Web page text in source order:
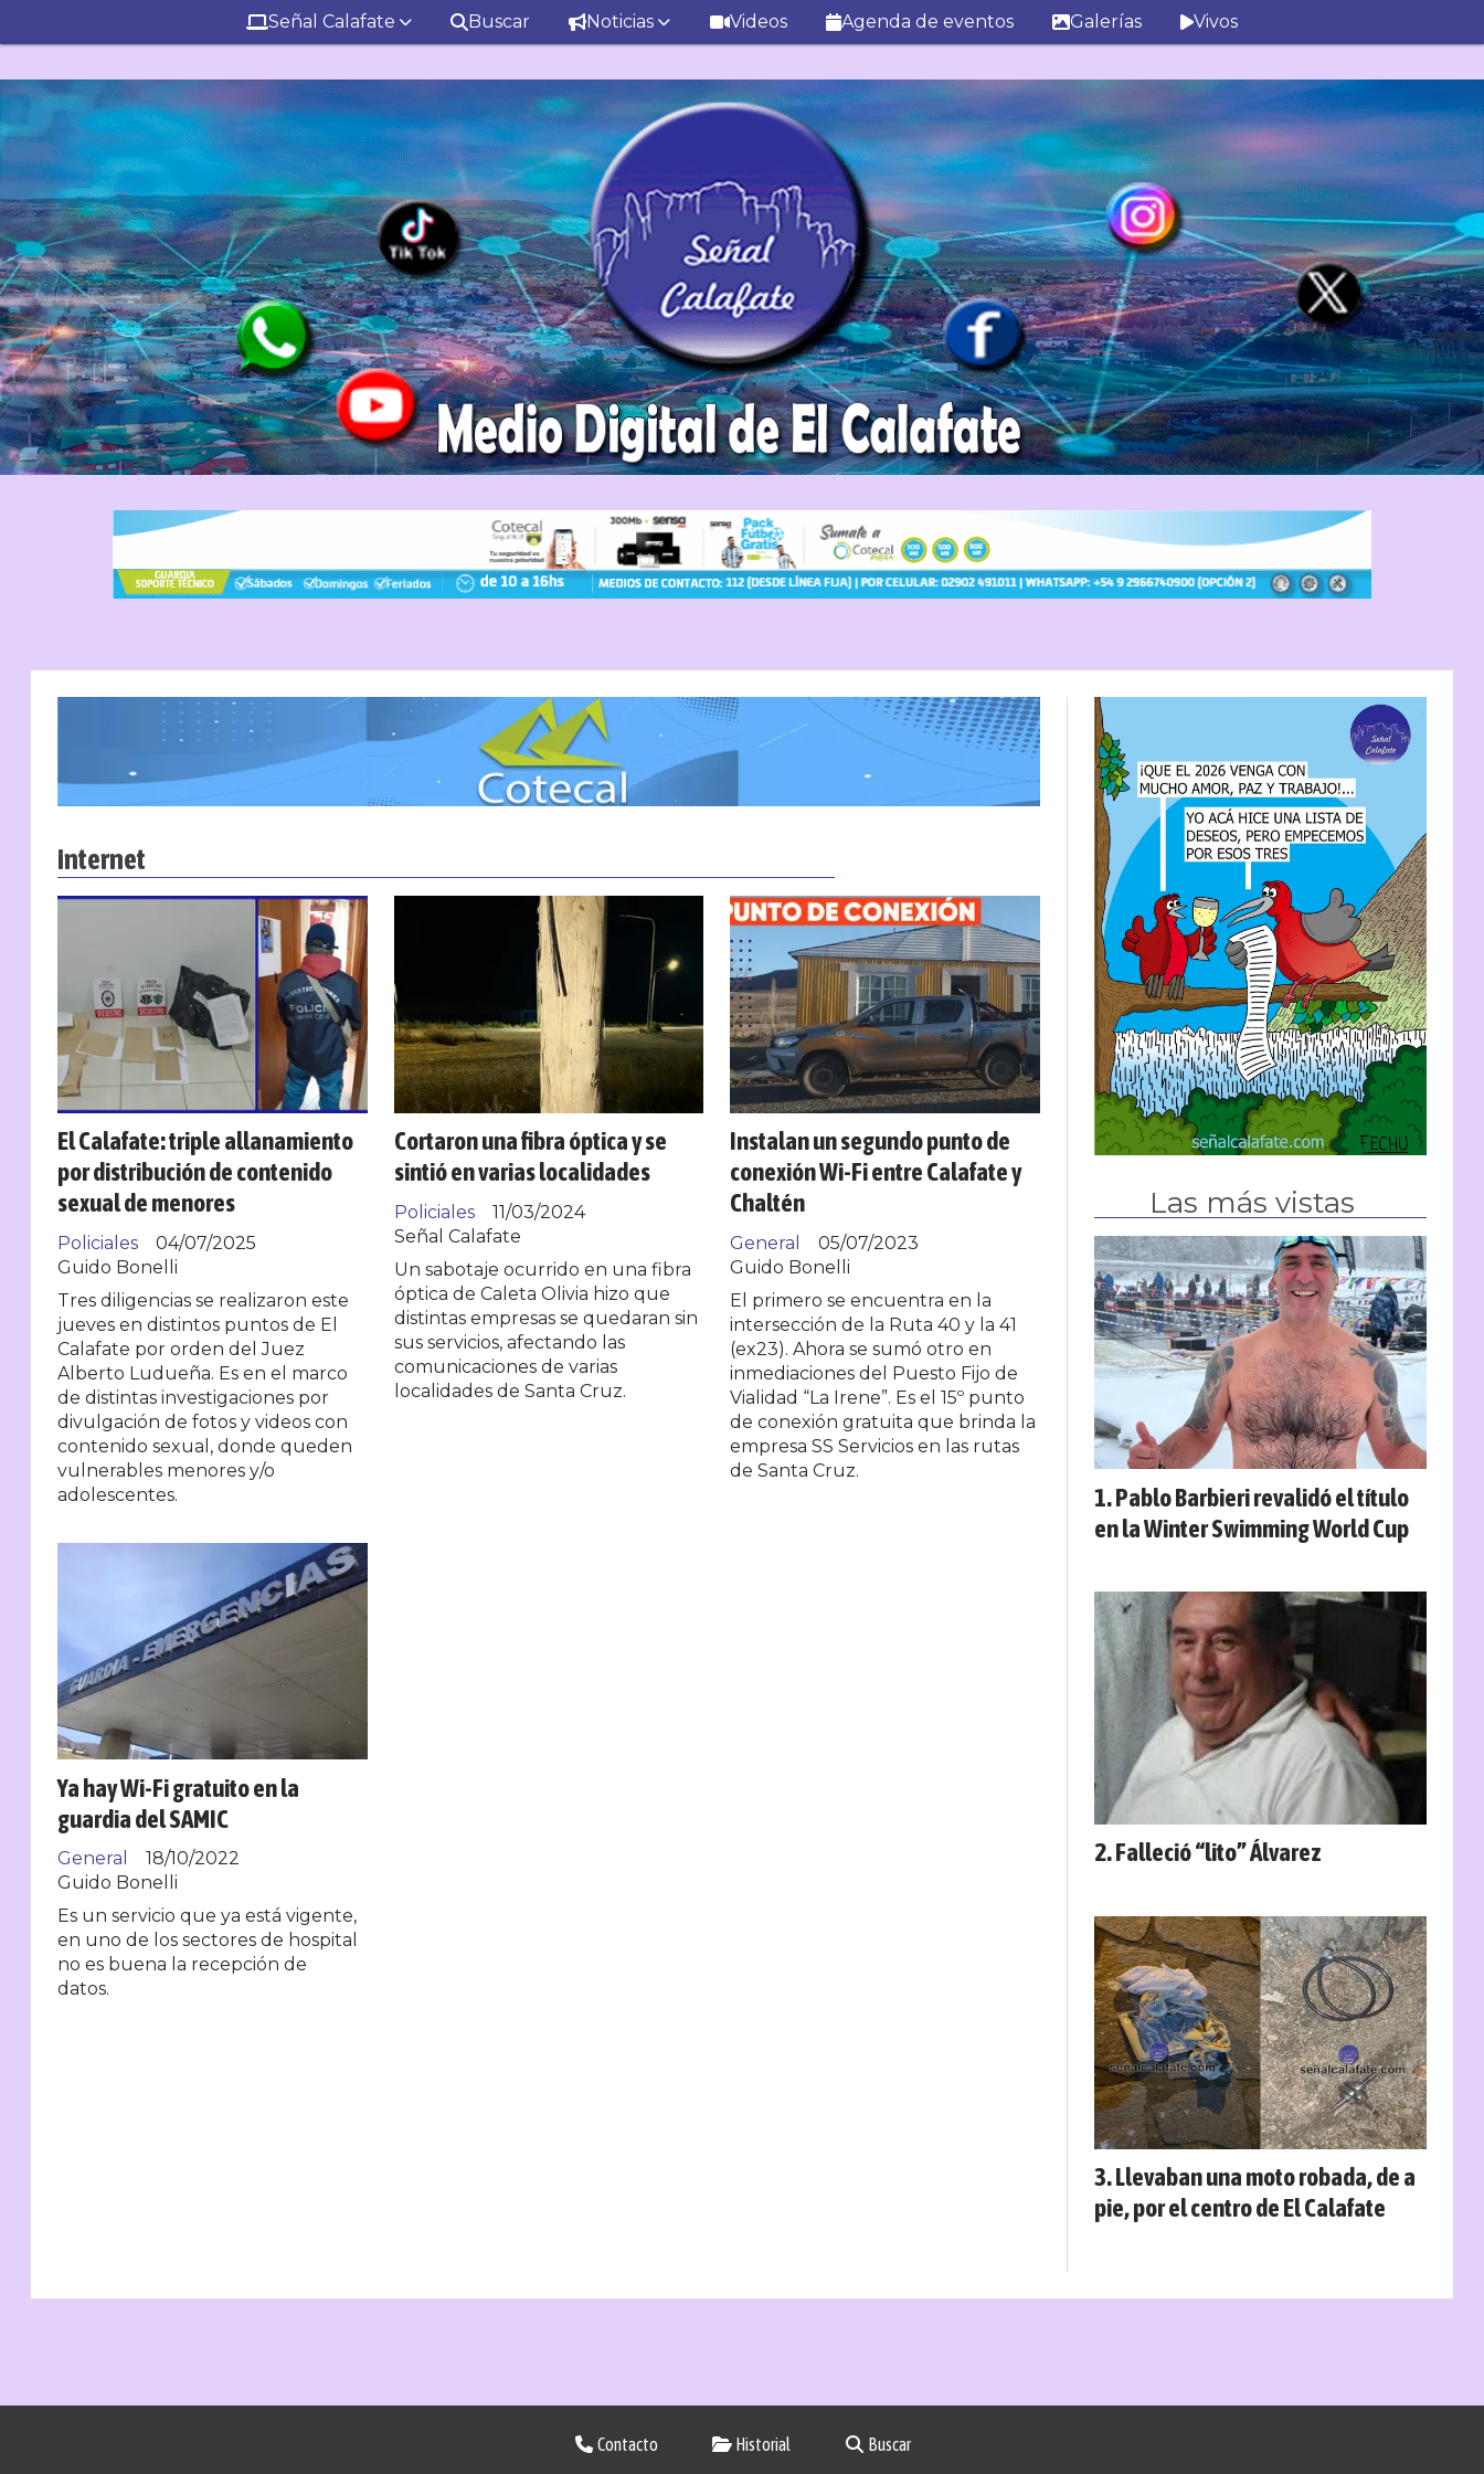
Señal Calafate Buscar Noticias Videos Agenda de eventos Galerías Vivos
internet
El Calafate: triple allanamiento
por distribución de contenido
sexual de menores
Guido Bonelli
Policiales 04/07/2025
Tres diligencias se realizaron este
jueves en distintos puntos de El
Calafate por orden del Juez
Alberto Ludueña. Es en el marco
de distintas investigaciones por
divulgación de fotos y videos con
contenido sexual, donde queden
vulnerables menores y/o
adolescentes.
Cortaron una fibra óptica y se
sintió en varias localidades
Señal Calafate
Policiales 11/03/2024
Un sabotaje ocurrido en una fibra
óptica de Caleta Olivia hizo que
distintas empresas se quedaran sin
sus servicios, afectando las
comunicaciones de varias
localidades de Santa Cruz.
Instalan un segundo punto de
conexión Wi-Fi entre Calafate y
Chaltén
Guido Bonelli
General 05/07/2023
El primero se encuentra en la
intersección de la Ruta 40 y la 41
(ex23). Ahora se sumó otro en
inmediaciones del Puesto Fijo de
Vialidad “La Irene”. Es el 15º punto
de conexión gratuita que brinda la
empresa SS Servicios en las rutas
de Santa Cruz.
Ya hay Wi-Fi gratuito en la
guardia del SAMIC
Guido Bonelli
General 18/10/2022
Es un servicio que ya está vigente,
en uno de los sectores de hospital
no es buena la recepción de
datos.
Las más vistas
Pablo Barbieri revalidó el título
en la Winter Swimming World Cup
Falleció “lito” Álvarez
Llevaban una moto robada, de a
pie, por el centro de El Calafate
Contacto Historial Buscar